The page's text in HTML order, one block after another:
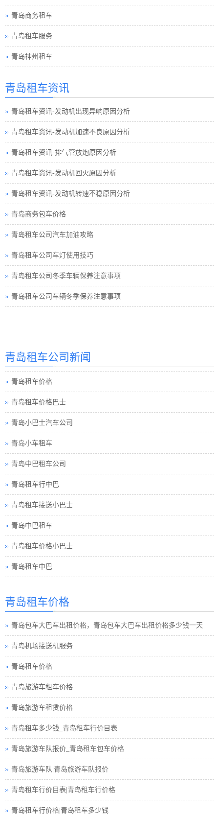
青岛商务租车
青岛租车服务
青岛神州租车
青岛租车资讯
青岛租车资讯-发动机出现异响原因分析
青岛租车资讯-发动机加速不良原因分析
青岛租车资讯-排气管放炮原因分析
青岛租车资讯-发动机回火原因分析
青岛租车资讯-发动机转速不稳原因分析
青岛商务包车价格
青岛租车公司汽车加油攻略
青岛租车公司车灯使用技巧
青岛租车公司冬季车辆保养注意事项
青岛租车公司车辆冬季保养注意事项
青岛租车公司新闻
青岛汽车租赁公司
青岛租车价格
青岛租车价格巴士
青岛小巴士汽车公司
青岛小车租车
青岛中巴租车公司
青岛租车行中巴
青岛租车接送小巴士
青岛中巴租车
青岛租车价格小巴士
青岛租车中巴
青岛包车旅游
青岛租车须知小车
青岛巴士租车公司
青岛小车租车公司
青岛旅游包车小车
青岛旅游小车车队
青岛旅游小车小车
青岛租车接送小车
青岛汽车租赁中巴
青岛租车行小车
青岛小车租赁公司
青岛租车价格
青岛包车大巴车出租价格，青岛包车大巴车出租价格多少钱一天
青岛机场接送机服务
青岛租车价格
青岛旅游车租车价格
青岛旅游车租赁价格
青岛租车多少钱_青岛租车行价目表
青岛旅游车队报价_青岛租车包车价格
青岛旅游车队|青岛旅游车队报价
青岛租车行价目表|青岛租车行价格
青岛租车行价格|青岛租车多少钱